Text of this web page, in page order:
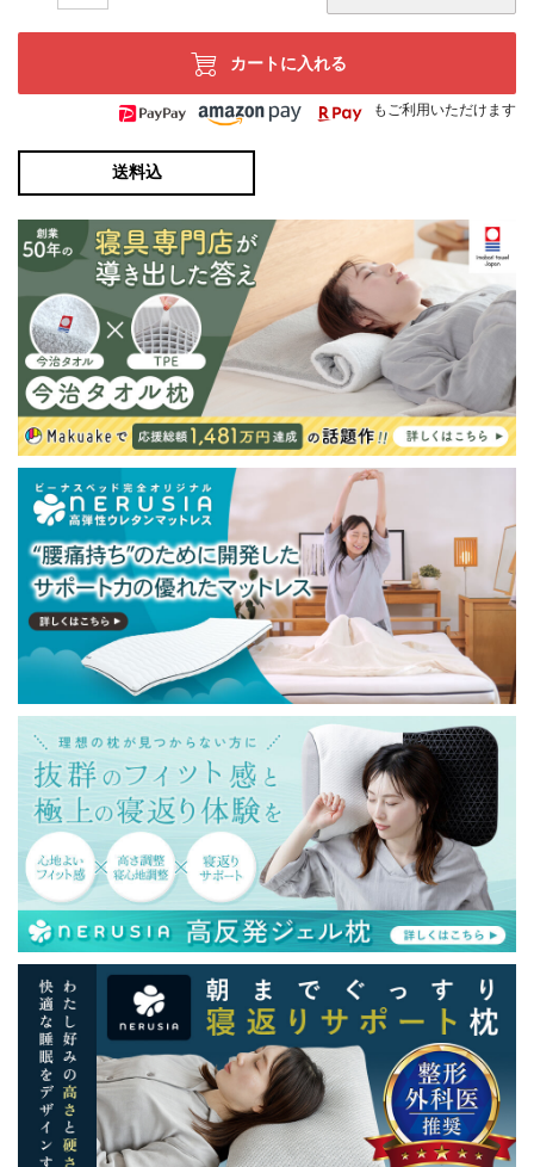
カートに入れる
もご利用いただけます
送料込